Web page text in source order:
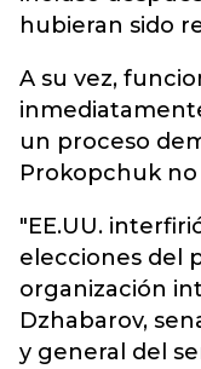
hubieran sido
A su vez,
un proceso
Prokopchuk
"EE.UU.
elecciones del
organización
Dzhabarov,
y general del